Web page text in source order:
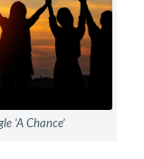
‘A Chance’